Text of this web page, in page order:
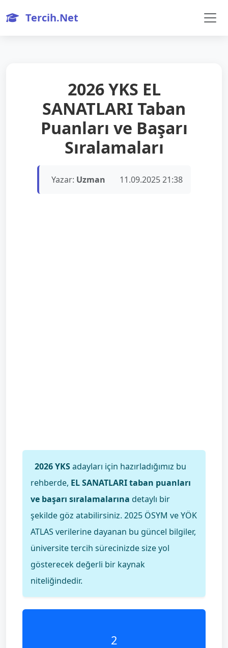
Tercih.Net
2026 YKS EL
SANATLARI Taban
Puanları ve Başarı
Sıralamaları
Yazar: Uzman 11.09.2025 21:38
2026 YKSadayları için hazırladığımız bu
rehberde, EL SANATLARI taban puanları
ve başarı sıralamalarına detaylı bir
şekilde göz atabilirsiniz. 2025 ÖSYM ve YÖK
ATLAS verilerine dayanan bu güncel bilgiler,
üniversite tercih sürecinizde size yol
gösterecek değerli bir kaynak
niteliğindedir.
2